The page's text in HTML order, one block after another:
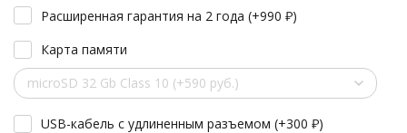
Расширенная гарантия на 2 года (+990 ₽)
Карта памяти
microSD 32 Gb Class 10 (+590 руб.)
USB-кабель с удлиненным разъемом (+300 ₽)